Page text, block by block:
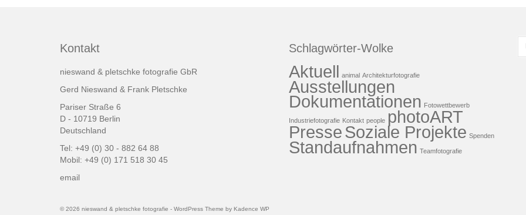
Kontakt
nieswand & pletschke fotografie GbR
Gerd Nieswand & Frank Pletschke
Pariser Straße 6
D - 10719 Berlin
Deutschland
Tel: +49 (0) 30 - 882 64 88
Mobil: +49 (0) 171 518 30 45
email
Schlagwörter-Wolke
Aktuell animal Architekturfotografie
Ausstellungen
Dokumentationen Fotowettbewerb
Industriefotografie Kontakt people photoART
PresseSoziale Projekte Spenden
Standaufnahmen Teamfotografie
© 2026 nieswand & pletschke fotografie - WordPress Theme by Kadence WP